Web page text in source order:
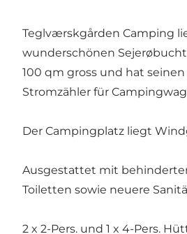
Teglværskgården Camping
wunderschönen
100 qm gross und hat
Stromzähler für
Der Campingplatz liegt
Ausgestattet mit
Toiletten sowie neuere
2 x 2-Pers. und 1 x 4-Pers.